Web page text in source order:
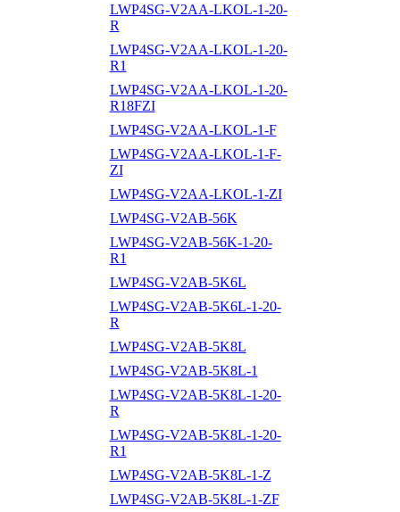
LWP4SG-V2AA-LKOL-1-20-
R
LWP4SG-V2AA-LKOL-1-20-
R1
LWP4SG-V2AA-LKOL-1-20-
R18FZI
LWP4SG-V2AA-LKOL-1-F
LWP4SG-V2AA-LKOL-1-F-
ZI
LWP4SG-V2AA-LKOL-1-ZI
LWP4SG-V2AB-56K
LWP4SG-V2AB-56K-1-20-
R1
LWP4SG-V2AB-5K6L
LWP4SG-V2AB-5K6L-1-20-
R
LWP4SG-V2AB-5K8L
LWP4SG-V2AB-5K8L-1
LWP4SG-V2AB-5K8L-1-20-
R
LWP4SG-V2AB-5K8L-1-20-
R1
LWP4SG-V2AB-5K8L-1-Z
LWP4SG-V2AB-5K8L-1-ZF